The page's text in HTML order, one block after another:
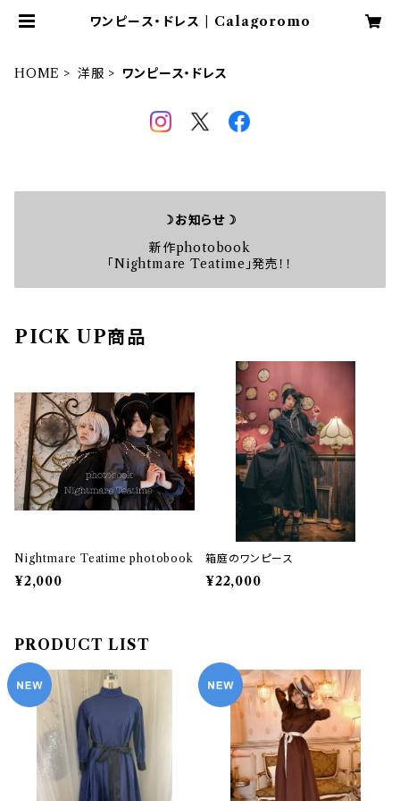
ワンピース・ドレス | Calagoromo
HOME 洋服 ワンピース・ドレス
☽お知らせ☽
新作photobook
「Nightmare Teatime」発売！！
PICK UP商品
Nightmare Teatime photobook
¥2,000
箱庭のワンピース
¥22,000
PRODUCT LIST